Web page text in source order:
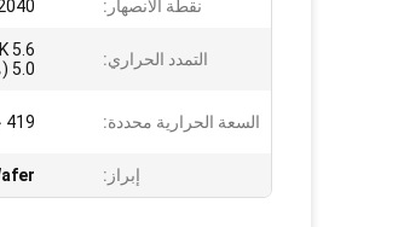
نقطة الانصهار: 2040 درجة
التمدد الحراري:
5.0 (محور C عمودي) x 10 -6 / K
السعة الحرارية محددة: 419 جول / (كجم × كلفن)
إبراز: